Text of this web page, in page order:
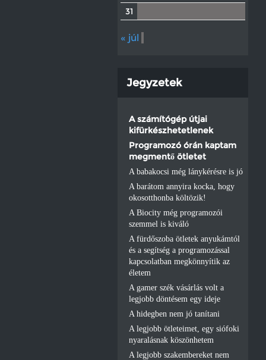
31
« júl
Jegyzetek
A számítógép útjai
kifürkészhetetlenek
Programozó órán kaptam
megmentő ötletet
A babakocsi még lánykérésre is jó
A barátom annyira kocka, hogy
okosotthonba költözik!
A Biocity még programozói
szemmel is kiváló
A fürdőszoba ötletek anyukámtól
és a segítség a programozással
kapcsolatban megkönnyítik az
életem
A gamer szék vásárlás volt a
legjobb döntésem egy ideje
A hidegben nem jó tanítani
A legjobb ötleteimet, egy siófoki
nyaralásnak köszönhetem
A legjobb szakembereket nem